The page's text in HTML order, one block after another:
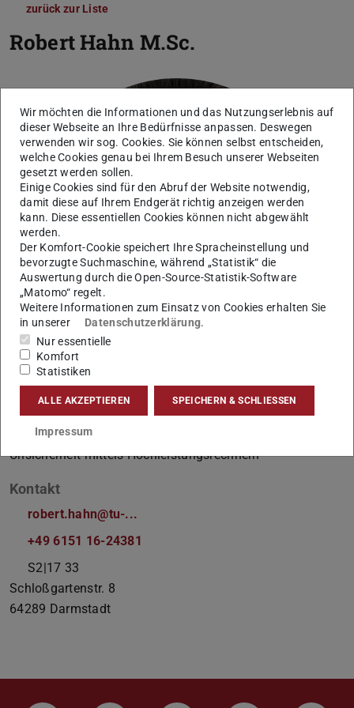
zurück zur Liste
Robert Hahn M.Sc.
Arbeitsgebiet(e)
Berechnung elektromagnetischer Felder unter
Unsicherheit mittels Hochleistungsrechnern
Kontakt
robert.hahn@tu-...
+49 6151 16-24381
S2|17 33
Schloßgartenstr. 8
64289 Darmstadt
Wir möchten die Informationen und das Nutzungserlebnis auf
dieser Webseite an Ihre Bedürfnisse anpassen. Deswegen
verwenden wir sog. Cookies. Sie können selbst entscheiden,
welche Cookies genau bei Ihrem Besuch unserer Webseiten
gesetzt werden sollen.
Einige Cookies sind für den Abruf der Website notwendig,
damit diese auf Ihrem Endgerät richtig anzeigen werden
kann. Diese essentiellen Cookies können nicht abgewählt
werden.
Der Komfort-Cookie speichert Ihre Spracheinstellung und
bevorzugte Suchmaschine, während „Statistik“ die
Auswertung durch die Open-Source-Statistik-Software
„Matomo“ regelt.
Weitere Informationen zum Einsatz von Cookies erhalten Sie
in unserer
Datenschutzerklärung.
Nur essentielle
Komfort
Statistiken
ALLE AKZEPTIEREN SPEICHERN & SCHLIESSEN
Impressum